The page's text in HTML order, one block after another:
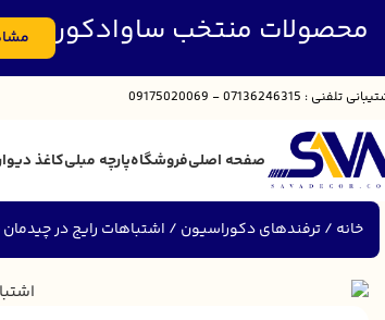
تیبانی تلفنی : 07136246315 - 09175020069
صفحه اصلیفروشگاهپارچه مبلیکاغذ
خانه ترفندهای دکوراسیون اشتباهات رایج در
محصولات منتخب ساوادکور